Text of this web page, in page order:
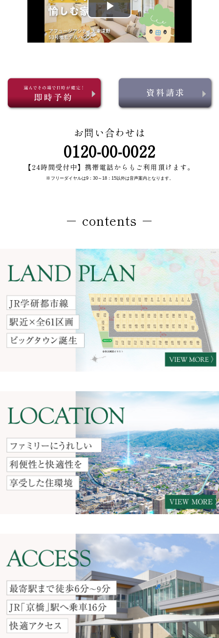
お問い合わせは
0120-00-0022
【24時間受付中】携帯電話からもご利用頂けます。
※ フリーダイヤルは9：30～18：15以外は音声案内となります。
－ contents －